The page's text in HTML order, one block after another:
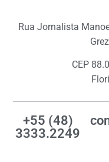
Rua Jornalista
CEP
+55 (48)
3333.2249